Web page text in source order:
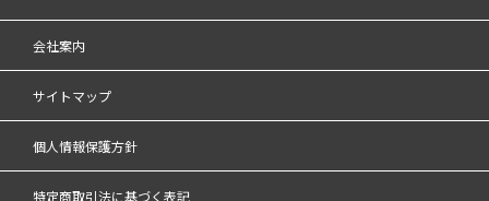
会社案内
サイトマップ
個人情報保護方針
特定商取引法に基づく表記